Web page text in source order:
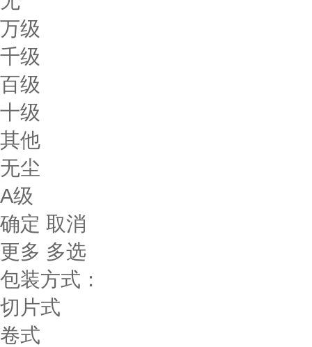
万级
千级
百级
十级
其他
无尘
A级
确定 取消
更多 多选
包装方式：
切片式
卷式